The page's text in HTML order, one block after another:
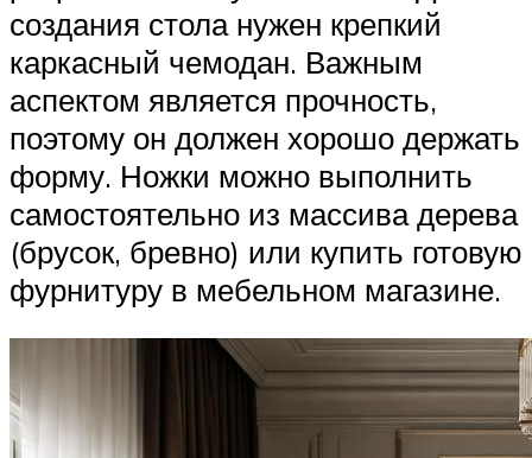
создания стола нужен крепкий
каркасный чемодан. Важным
аспектом является прочность,
поэтому он должен хорошо держать
форму. Ножки можно выполнить
самостоятельно из массива дерева
(брусок, бревно) или купить готовую
фурнитуру в мебельном магазине.